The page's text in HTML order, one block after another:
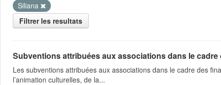
Siliana
Filtrer les resultats
Subventions attribuées aux associations dans le
Les subventions attribuées aux associations dans le cadre des
l’animation culturelles, de la...